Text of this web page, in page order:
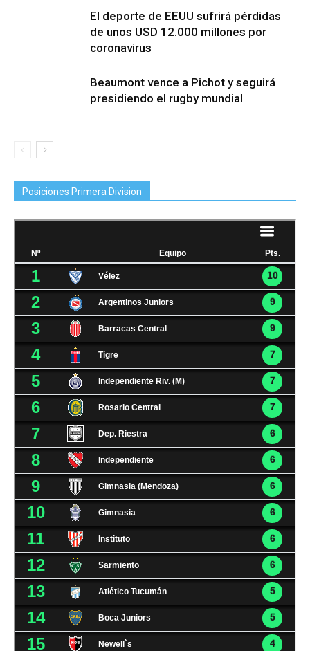
El deporte de EEUU sufrirá pérdidas
de unos USD 12.000 millones por
coronavirus
Beaumont vence a Pichot y seguirá
presidiendo el rugby mundial
Posiciones Primera Division